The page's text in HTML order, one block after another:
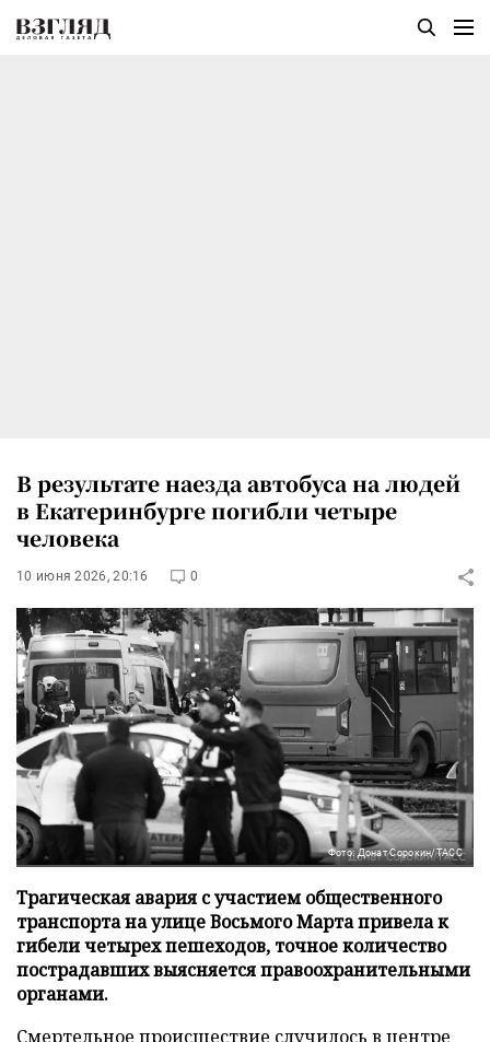
В результате наезда автобуса на людей
в Екатеринбурге погибли четыре
человека
10 июня 2026, 20:16 0
Фото: Донат Сорокин/ТАСС
Трагическая авария с участием общественного
транспорта на улице Восьмого Марта привела к
гибели четырех пешеходов, точное количество
пострадавших выясняется правоохранительными
органами.
Смертельное происшествие случилось в центре